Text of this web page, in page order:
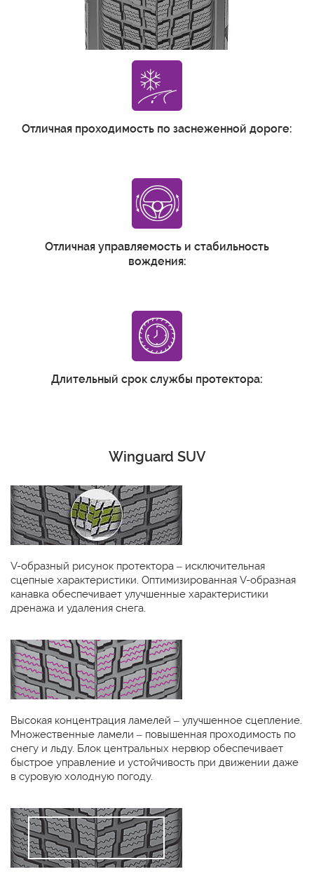
Отличная проходимость по заснеженной дороге:
Отличная управляемость и стабильность
вождения:
Длительный срок службы протектора:
Winguard SUV
V-образный рисунок протектора – исключительная
сцепные характеристики. Оптимизированная V-образная
канавка обеспечивает улучшенные характеристики
дренажа и удаления снега.
Высокая концентрация ламелей – улучшенное сцепление.
Множественные ламели – повышенная проходимость по
снегу и льду. Блок центральных нервюр обеспечивает
быстрое управление и устойчивость при движении даже
в суровую холодную погоду.